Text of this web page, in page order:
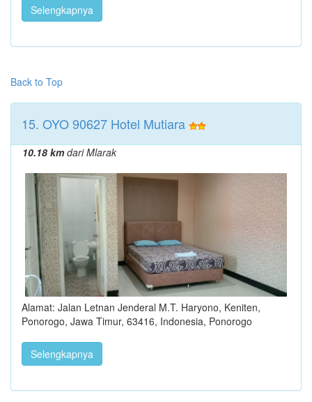
Selengkapnya
Back to Top
15. OYO 90627 Hotel Mutiara
10.18 kmdari Mlarak
Alamat: Jalan Letnan Jenderal M.T. Haryono, Keniten,
Ponorogo, Jawa Timur, 63416, Indonesia, Ponorogo
Selengkapnya